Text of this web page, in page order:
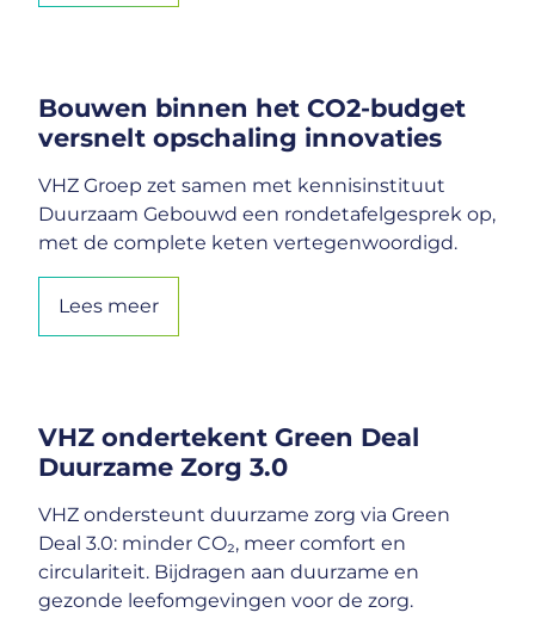
Bouwen binnen het CO2-budget
versnelt opschaling innovaties
VHZ Groep zet samen met kennisinstituut
Duurzaam Gebouwd een rondetafelgesprek op,
met de complete keten vertegenwoordigd.
Lees meer
VHZ ondertekent Green Deal
Duurzame Zorg 3.0
VHZ ondersteunt duurzame zorg via Green
Deal 3.0: minder CO₂, meer comfort en
circulariteit. Bijdragen aan duurzame en
gezonde leefomgevingen voor de zorg.